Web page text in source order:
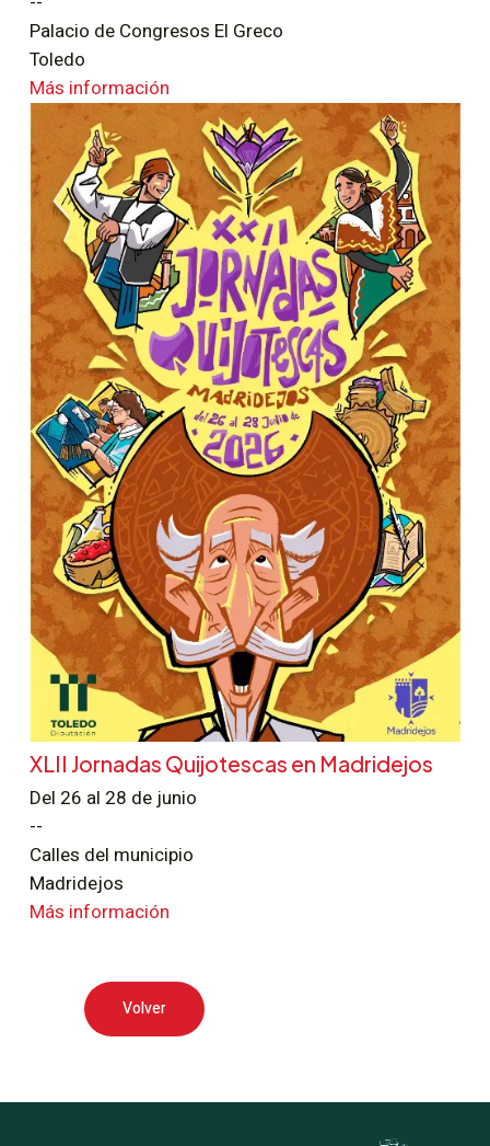
Palacio de Congresos El Greco
Toledo
Más información
XLII Jornadas Quijotescas en Madridejos
Del 26 al 28 de junio
--
Calles del municipio
Madridejos
Más información
Volver